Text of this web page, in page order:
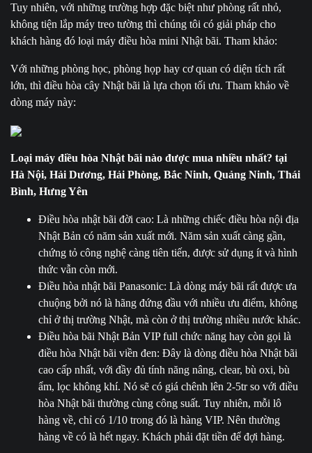
Tuy nhiên, với những trường hợp đặc biệt như phòng rất nhỏ,
không tiện lắp máy treo tường thì chúng tôi có giải pháp cho
khách hàng đó loại máy điều hòa mini Nhật bãi. Tham khảo:
Với những phòng học, phòng họp hay cơ quan có diện tích rất
lớn, thì điều hòa cây Nhật bãi là lựa chọn tối ưu. Tham khảo về
dòng máy này:
Loại máy điều hòa Nhật bãi nào được mua nhiều nhất? tại
Hà Nội, Hải Dương, Hải Phòng, Bắc Ninh, Quảng Ninh, Thái
Bình, Hưng Yên
Điều hòa nhật bãi đời cao: Là những chiếc điều hòa nội địa
Nhật Bản có năm sản xuất mới. Năm sản xuất càng gần,
chứng tỏ công nghệ càng tiên tiến, được sử dụng ít và hình
thức vẫn còn mới.
Điều hòa nhật bãi Panasonic: Là dòng máy bãi rất được ưa
chuộng bởi nó là hãng đứng đầu với nhiều ưu điểm, không
chỉ ở thị trường Nhật, mà còn ở thị trường nhiều nước khác.
Điều hòa bãi Nhật Bản VIP full chức năng hay còn gọi là
điều hòa Nhật bãi viền đen: Đây là dòng điều hòa Nhật bãi
cao cấp nhất, với đầy đủ tính năng nâng, clear, bù oxi, bù
ẩm, lọc không khí. Nó sẽ có giá chênh lên 2-5tr so với điều
hòa Nhật bãi thường cùng công suất. Tuy nhiên, mỗi lô
hàng về, chỉ có 1/10 trong đó là hàng VIP. Nên thường
hàng về có là hết ngay. Khách phải đặt tiền để đợi hàng.